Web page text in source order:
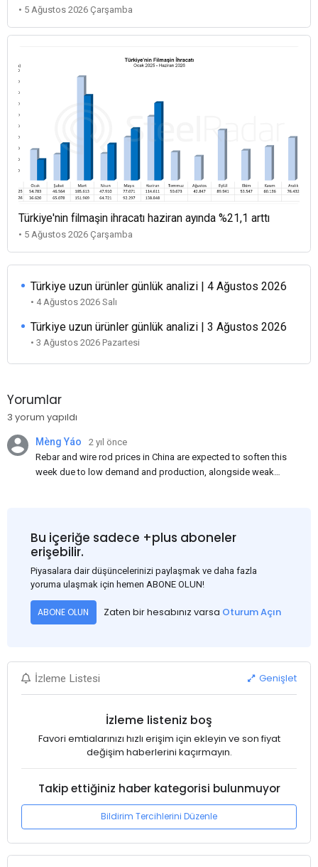
• 5 Ağustos 2026 Çarşamba
Türkiye'nin filmaşin ihracatı haziran ayında %21,1 arttı
• 5 Ağustos 2026 Çarşamba
Türkiye uzun ürünler günlük analizi | 4 Ağustos 2026
• 4 Ağustos 2026 Salı
Türkiye uzun ürünler günlük analizi | 3 Ağustos 2026
• 3 Ağustos 2026 Pazartesi
Yorumlar
3 yorum yapıldı
Mèng Yáo
2 yıl önce
Rebar and wire rod prices in China are expected to soften this
week due to low demand and production, alongside weak
Bu içeriğe sadece +plus aboneler
erişebilir.
Piyasalara dair düşüncelerinizi paylaşmak ve daha fazla
yoruma ulaşmak için hemen ABONE OLUN!
ABONE OLUN Zaten bir hesabınız varsa Oturum Açın
İzleme Listesi Genişlet
İzleme listeniz boş
Favori emtialarınızı hızlı erişim için ekleyin ve son fiyat
değişim haberlerini kaçırmayın.
Takip ettiğiniz haber kategorisi bulunmuyor
Bildirim Tercihlerini Düzenle